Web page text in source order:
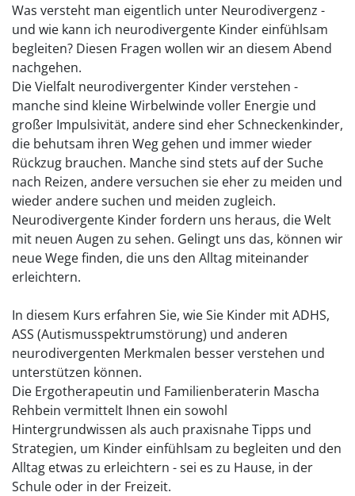
Was versteht man eigentlich unter Neurodivergenz -
und wie kann ich neurodivergente Kinder einfühlsam
begleiten? Diesen Fragen wollen wir an diesem Abend
nachgehen.
Die Vielfalt neurodivergenter Kinder verstehen -
manche sind kleine Wirbelwinde voller Energie und
großer Impulsivität, andere sind eher Schneckenkinder,
die behutsam ihren Weg gehen und immer wieder
Rückzug brauchen. Manche sind stets auf der Suche
nach Reizen, andere versuchen sie eher zu meiden und
wieder andere suchen und meiden zugleich.
Neurodivergente Kinder fordern uns heraus, die Welt
mit neuen Augen zu sehen. Gelingt uns das, können wir
neue Wege finden, die uns den Alltag miteinander
erleichtern.
In diesem Kurs erfahren Sie, wie Sie Kinder mit ADHS,
ASS (Autismusspektrumstörung) und anderen
neurodivergenten Merkmalen besser verstehen und
unterstützen können.
Die Ergotherapeutin und Familienberaterin Mascha
Rehbein vermittelt Ihnen ein sowohl
Hintergrundwissen als auch praxisnahe Tipps und
Strategien, um Kinder einfühlsam zu begleiten und den
Alltag etwas zu erleichtern - sei es zu Hause, in der
Schule oder in der Freizeit.